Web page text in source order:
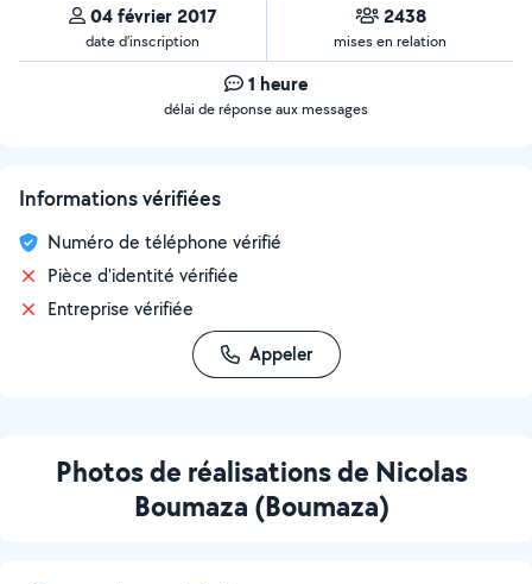
04 février 2017
date d’inscription
2438
mises en relation
1 heure
délai de réponse aux messages
Informations vérifiées
Numéro de téléphone vérifié
Pièce d'identité vérifiée
Entreprise vérifiée
Appeler
Photos de réalisations de Nicolas
Boumaza (Boumaza)